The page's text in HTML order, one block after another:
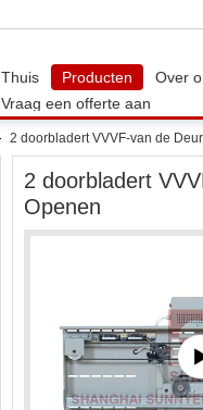
Thuis Producten Over
Vraag een offerte aan
2 doorbladert VVVF-van de
2 doorbladert
Openen